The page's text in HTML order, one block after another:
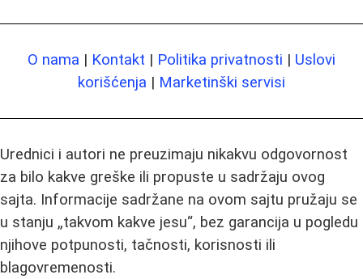
O nama | Kontakt | Politika privatnosti | Uslovi
korišćenja | Marketinški servisi
Urednici i autori ne preuzimaju nikakvu odgovornost
za bilo kakve greške ili propuste u sadržaju ovog
sajta. Informacije sadržane na ovom sajtu pružaju se
u stanju „takvom kakve jesu“, bez garancija u pogledu
njihove potpunosti, tačnosti, korisnosti ili
blagovremenosti.